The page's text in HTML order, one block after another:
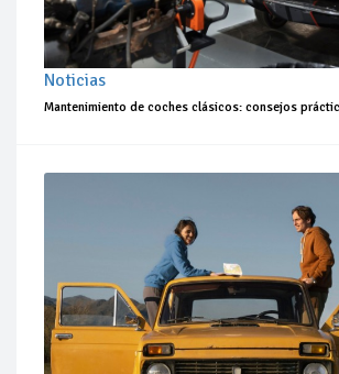
Noticias
Mantenimiento de coches clásicos: consejos